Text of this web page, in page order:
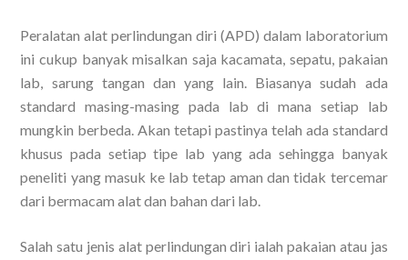
Peralatan alat perlindungan diri (APD) dalam laboratorium
ini cukup banyak misalkan saja kacamata, sepatu, pakaian
lab, sarung tangan dan yang lain. Biasanya sudah ada
standard masing-masing pada lab di mana setiap lab
mungkin berbeda. Akan tetapi pastinya telah ada standard
khusus pada setiap tipe lab yang ada sehingga banyak
peneliti yang masuk ke lab tetap aman dan tidak tercemar
dari bermacam alat dan bahan dari lab.
Salah satu jenis alat perlindungan diri ialah pakaian atau jas